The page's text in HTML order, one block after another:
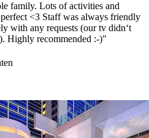
family. Lots of activities and
<3 Staff was always friendly
with any requests (our tv didn‘t
Highly recommended :-)"